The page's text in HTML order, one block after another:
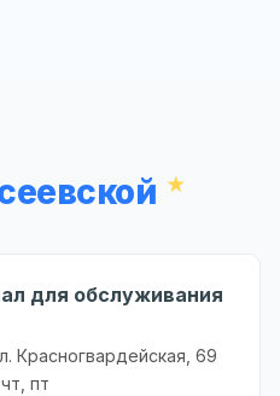
для обслуживания
Красногвардейская, 69
пт